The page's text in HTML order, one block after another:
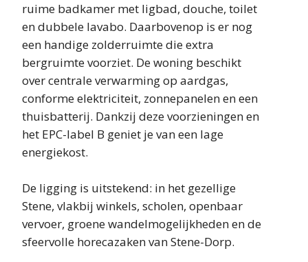
ruime badkamer met ligbad, douche, toilet
en dubbele lavabo. Daarbovenop is er nog
een handige zolderruimte die extra
bergruimte voorziet. De woning beschikt
over centrale verwarming op aardgas,
conforme elektriciteit, zonnepanelen en een
thuisbatterij. Dankzij deze voorzieningen en
het EPC-label B geniet je van een lage
energiekost.
De ligging is uitstekend: in het gezellige
Stene, vlakbij winkels, scholen, openbaar
vervoer, groene wandelmogelijkheden en de
sfeervolle horecazaken van Stene-Dorp.